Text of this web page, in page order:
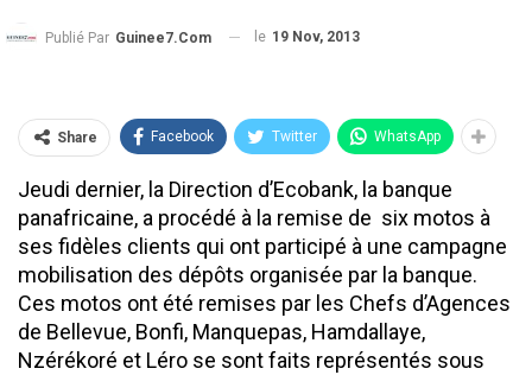
Publié Par Guinee7.com le 19 Nov, 2013
Share Facebook Twitter WhatsApp
Jeudi dernier, la Direction d’Ecobank, la banque
panafricaine, a procédé à la remise de six motos à
ses fidèles clients qui ont participé à une campagne
mobilisation des dépôts organisée par la banque.
Ces motos ont été remises par les Chefs d’Agences
de Bellevue, Bonfi, Manquepas, Hamdallaye,
Nzérékoré et Léro se sont faits représentés sous